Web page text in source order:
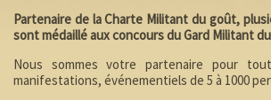
Partenaire de la Charte Militant du goût,
sont médaillé aux concours du Gard Militant
Nous sommes votre partenaire pour
manifestations, événementiels de 5 à 1000